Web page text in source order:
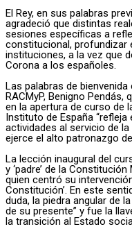
El Rey, en sus palabras
agradeció que distintas
sesiones específicas a
constitucional, profundizar
instituciones, a la vez que
Corona a los españoles.
Las palabras de
RACMyP, Benigno Pendás,
en la apertura de curso de
Instituto de España
actividades al servicio de
ejerce el alto patronazgo
La lección inaugural del
y ‘padre’ de la
quien centró su
Constitución’. En este
duda, la piedra angular de
de su presente” y fue la
la transición al Estado